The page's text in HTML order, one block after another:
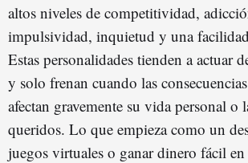
altos niveles de competitividad,
impulsividad, inquietud y una
Estas personalidades tienden a actuar
y solo frenan cuando las
afectan gravemente su vida personal o
queridos. Lo que empieza como un
juegos virtuales o ganar dinero fácil en